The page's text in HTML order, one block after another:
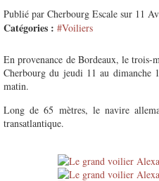
Publié par Cherbourg Escale sur 11
Catégories : #Voiliers
En provenance de Bordeaux, le trois-
Cherbourg du jeudi 11 au
matin.
Long de 65 mètres, le navire
transatlantique.